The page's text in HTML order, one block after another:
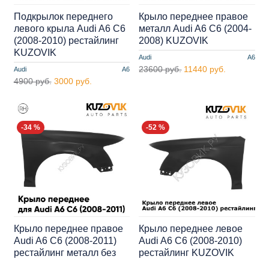
Audi A6
Подкрылок переднего
левого крыла Audi A6 C6
(2008-2010) рестайлинг
KUZOVIK
4900 руб. 3000 руб.
Audi A6
Крыло переднее правое
металл Audi A6 C6 (2004-
2008) KUZOVIK
23600 руб. 11440 руб.
-34 %
Крыло переднее правое
Audi A6 C6 (2008-2011)
рестайлинг металл без
-52 %
Крыло переднее левое
Audi A6 C6 (2008-2010)
рестайлинг KUZOVIK